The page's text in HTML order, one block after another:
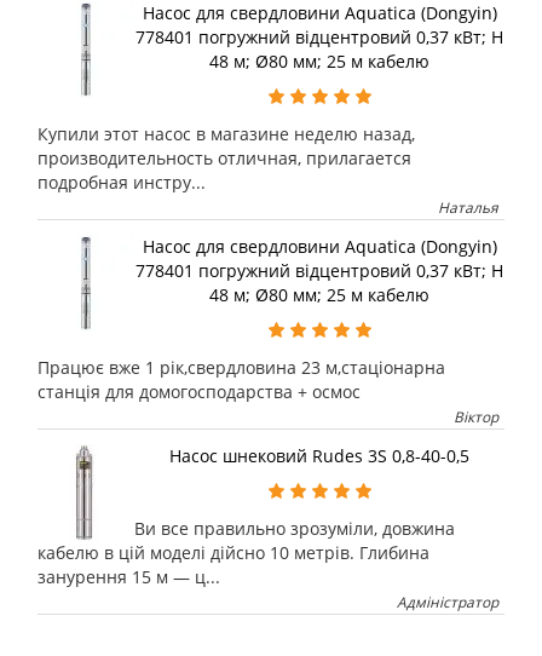
Насос для свердловини Aquatica (Dongyin)
778401 погружний відцентровий 0,37 кВт; H
48 м; Ø80 мм; 25 м кабелю
Купили этот насос в магазине неделю назад,
производительность отличная, прилагается
подробная инстру...
Наталья
Насос для свердловини Aquatica (Dongyin)
778401 погружний відцентровий 0,37 кВт; H
48 м; Ø80 мм; 25 м кабелю
Працює вже 1 рік,свердловина 23 м,стаціонарна
станція для домогосподарства + осмос
Віктор
Насос шнековий Rudes 3S 0,8-40-0,5
Ви все правильно зрозуміли, довжина
кабелю в цій моделі дійсно 10 метрів. Глибина
занурення 15 м — ц...
Адміністратор